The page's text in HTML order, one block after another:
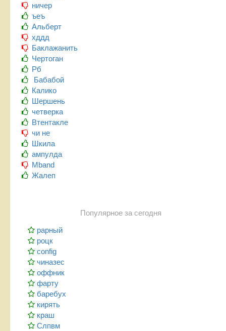
ничер
ъеъ
Альберт
хддд
Баклажанить
Чертоган
Рб
Бабабой
Калико
Шершень
четверка
Втентакле
чи не
Шкила
ампулда
Mband
Жалеп
Популярное за сегодня
рарный
роцк
config
чиназес
оффник
фарту
баребух
кирять
краш
Слпвм